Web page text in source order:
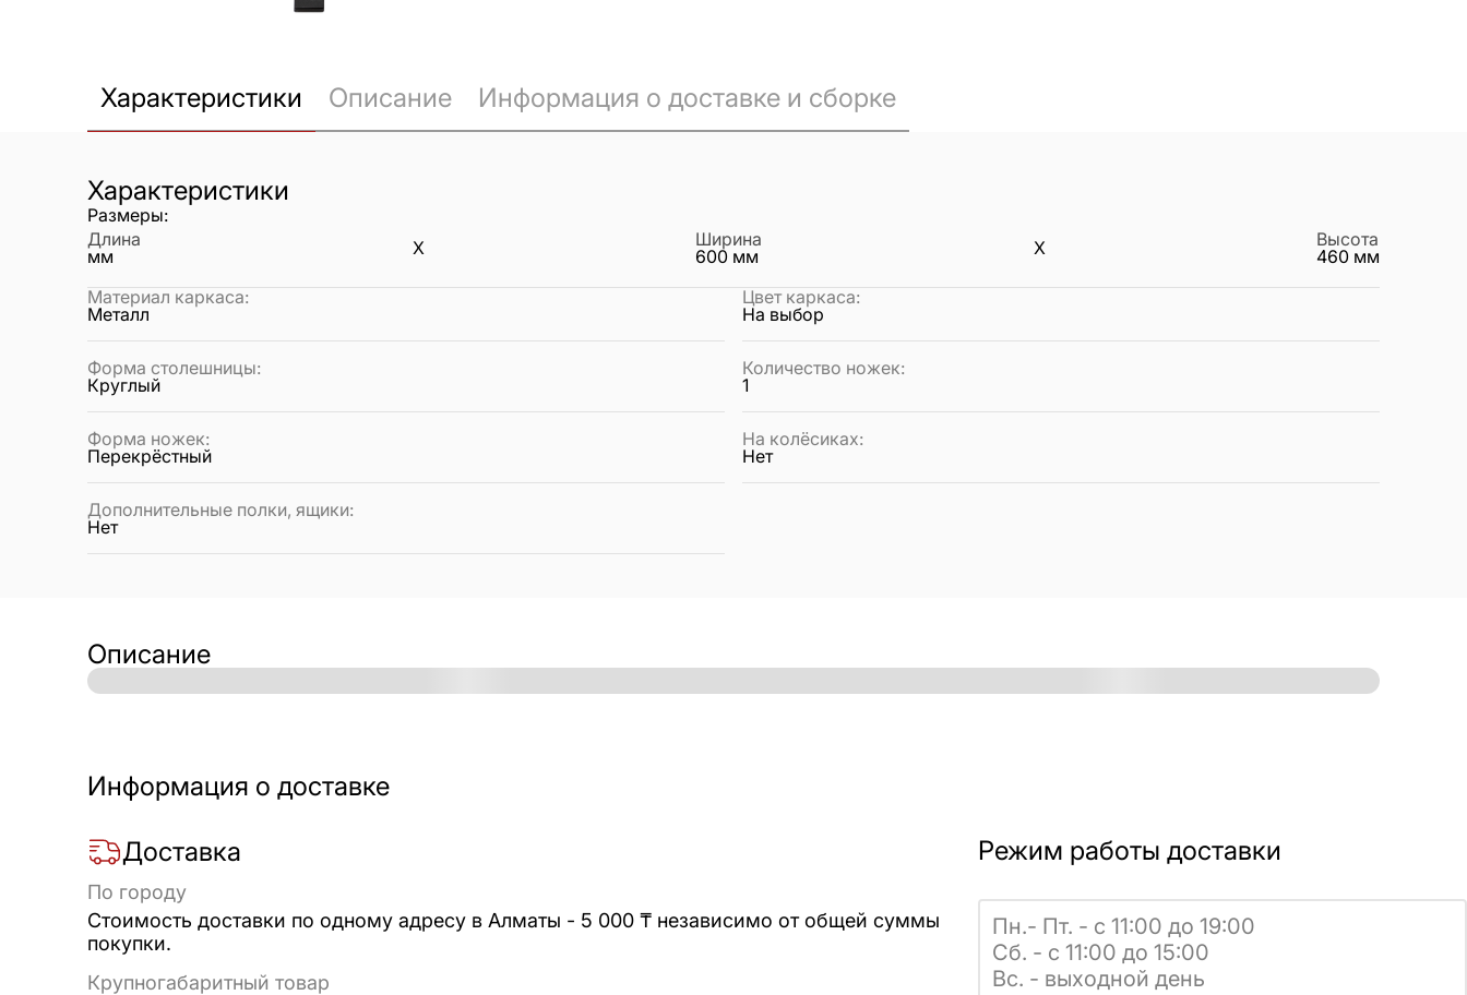
Характеристики Описание Информация о доставке и сборке
Характеристики
Размеры:
Длина
мм
X
Ширина
600 мм X
Высота
460 мм
Материал каркаса:
Металл
Цвет каркаса:
На выбор
Форма столешницы:
Круглый
Количество ножек:
1
Форма ножек:
Перекрёстный
На колёсиках:
Нет
Дополнительные полки, ящики:
Нет
Описание
Информация о доставке
Доставка
По городу
Стоимость доставки по одному адресу в Алматы - 5 000 ₸ независимо от общей суммы
покупки.
Крупногабаритный товар
Режим работы доставки
Пн.- Пт. - с 11:00 до 19:00
Сб. - с 11:00 до 15:00
Вс. - выходной день